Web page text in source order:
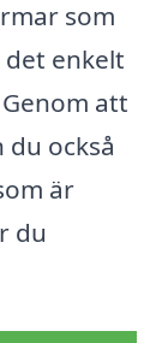
som
enkelt
att
också
är
du